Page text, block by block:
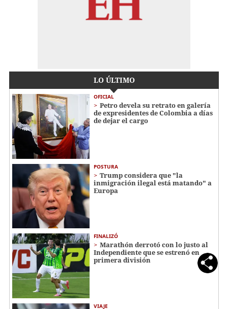
LO ÚLTIMO
OFICIAL
Petro devela su retrato en galería
de expresidentes de Colombia a días
de dejar el cargo
POSTURA
Trump considera que "la
inmigración ilegal está matando" a
Europa
FINALIZÓ
Marathón derrotó con lo justo al
Independiente que se estrenó en
primera división
VIAJE